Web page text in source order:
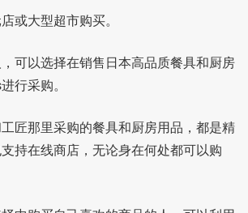
或大型超市购买。
可以选择在销售日本高品质餐具和厨房
行采购。
匠那里采购的餐具和厨房用品，都是精
持在线商店，无论身在何处都可以购